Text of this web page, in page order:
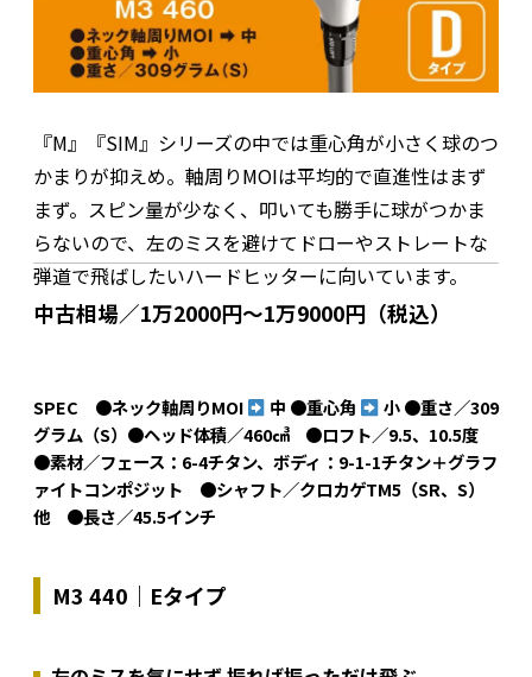
『M』『SIM』シリーズの中では重心角が小さく球のつ
かまりが抑えめ。軸周りMOIは平均的で直進性はまず
まず。スピン量が少なく、叩いても勝手に球がつかま
らないので、左のミスを避けてドローやストレートな
弾道で飛ばしたいハードヒッターに向いています。
中古相場／1万2000円～1万9000円（税込）
SPEC ●ネック軸周りMOI 中 ●重心角
小 ●重さ／309
グラム（S）●ヘッド体積／460㎤ ●ロフト／9.5、10.5度
●素材／フェース：6-4チタン、ボディ：9-1-1チタン＋グラフ
ァイトコンポジット ●シャフト／クロカゲTM5（SR、S）
他 ●長さ／45.5インチ
M3 440｜Eタイプ